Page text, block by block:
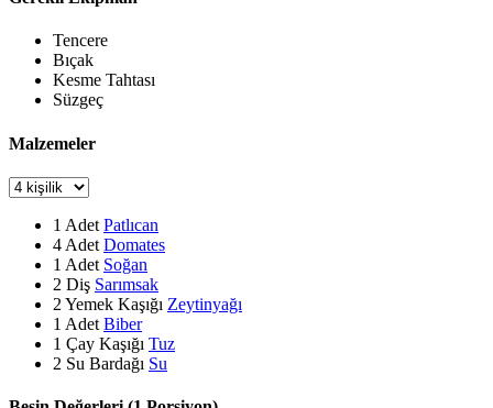
Tencere
Bıçak
Kesme Tahtası
Süzgeç
Malzemeler
1 Adet Patlıcan
4 Adet Domates
1 Adet Soğan
2 Diş Sarımsak
2 Yemek Kaşığı Zeytinyağı
1 Adet Biber
1 Çay Kaşığı Tuz
2 Su Bardağı Su